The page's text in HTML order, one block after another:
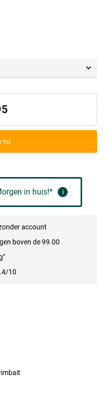
nu
in huis!* i
account
boven de 99.00
10